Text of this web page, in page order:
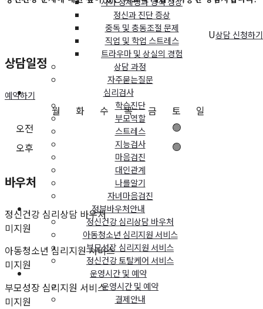
정신과 진단 증상
중독 및 충동조절 문제
직업 및 학업 스트레스
트라우마 및 상실의 경험
상담 과정
자주묻는질문
심리검사
학습진단
부모역할
스트레스
지능검사
마음검진
대인관계
나를알기
자녀마음검진
정부바우처안내
정신건강 심리상담 바우처
아동청소년 심리지원 서비스
부모성장 심리지원 서비스
정신건강 토탈케어 서비스
운영시간 및 예약
운영시간 및 예약
결제안내
U상담 신청하기
상담일정
예약하기
월 화 수 목 금 토
일
오전
🟢
오후
🟢
바우처
정신건강 심리상담 바우처
미지원
아동청소년 심리지원 서비스
미지원
부모성장 심리지원 서비스
미지원